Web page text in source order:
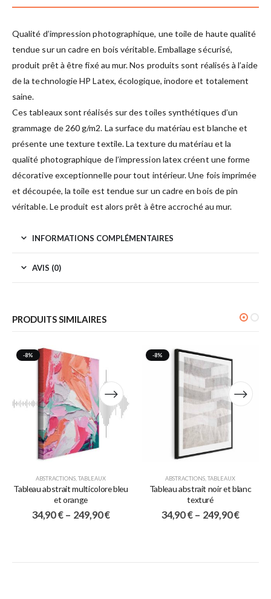
Qualité d’impression photographique, une toile de haute qualité
tendue sur un cadre en bois véritable. Emballage sécurisé,
produit prêt à être fixé au mur. Nos produits sont réalisés à l’aide
de la technologie HP Latex, écologique, inodore et totalement
saine.
Ces tableaux sont réalisés sur des toiles synthétiques d’un
grammage de 260 g/m2. La surface du matériau est blanche et
présente une texture textile. La texture du matériau et la
qualité photographique de l’impression latex créent une forme
décorative exceptionnelle pour tout intérieur. Une fois imprimée
et découpée, la toile est tendue sur un cadre en bois de pin
véritable. Le produit est alors prêt à être accroché au mur.
INFORMATIONS COMPLÉMENTAIRES
AVIS (0)
PRODUITS SIMILAIRES
-8%
ABSTRACTIONS TABLEAUX
Tableau abstrait multicolore bleu
et orange
34,90€ – 249,90€
-8%
ABSTRACTIONS TABLEAUX
Tableau abstrait noir et blanc
texturé
34,90€ – 249,90€